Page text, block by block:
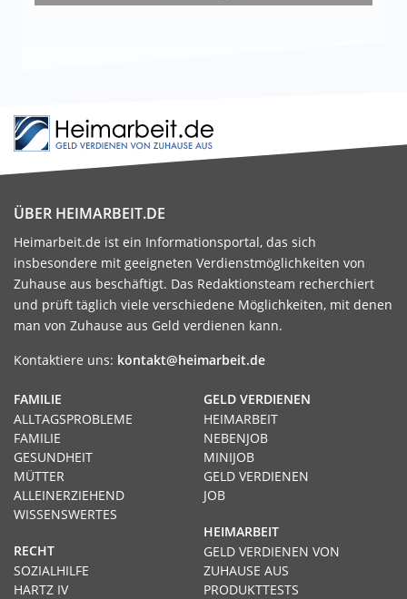
ÜBER HEIMARBEIT.DE
Heimarbeit.de ist ein Informationsportal, das sich
insbesondere mit geeigneten Verdienstmöglichkeiten von
Zuhause aus beschäftigt. Das Redaktionsteam recherchiert
und prüft täglich viele verschiedene Möglichkeiten, mit denen
man von Zuhause aus Geld verdienen kann.
Kontaktiere uns: kontakt@heimarbeit.de
GELD VERDIENEN
HEIMARBEIT
NEBENJOB
MINIJOB
GELD VERDIENEN
JOB
HEIMARBEIT
GELD VERDIENEN VON
ZUHAUSE AUS
PRODUKTTESTS
FAMILIE
ALLTAGSPROBLEME
FAMILIE
GESUNDHEIT
MÜTTER
ALLEINERZIEHEND
WISSENSWERTES
RECHT
SOZIALHILFE
HARTZ IV